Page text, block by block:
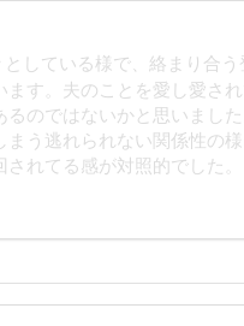
している様で、絡まり合う
す。夫のことを愛し愛さ
のではないかと思いまし
う逃れられない関係性の様
れてる感が対照的でした。